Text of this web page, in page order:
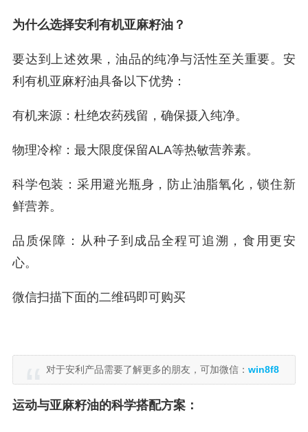
为什么选择安利有机亚麻籽油？
要达到上述效果，油品的纯净与活性至关重要。安
利有机亚麻籽油具备以下优势：
有机来源：杜绝农药残留，确保摄入纯净。
物理冷榨：最大限度保留ALA等热敏营养素。
科学包装：采用避光瓶身，防止油脂氧化，锁住新
鲜营养。
品质保障：从种子到成品全程可追溯，食用更安
心。
微信扫描下面的二维码即可购买
对于安利产品需要了解更多的朋友，可加微信： win8f8
运动与亚麻籽油的科学搭配方案：